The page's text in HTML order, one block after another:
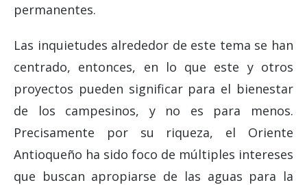
permanentes.
Las inquietudes alrededor de este tema se han
centrado, entonces, en lo que este y otros
proyectos pueden significar para el bienestar
de los campesinos, y no es para menos.
Precisamente por su riqueza, el Oriente
Antioqueño ha sido foco de múltiples intereses
que buscan apropiarse de las aguas para la